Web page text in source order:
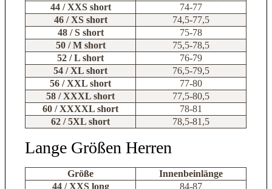
44 / XXS short
74-77
46 / XS short
74,5-77,5
48 / S short
75-78
50 / M short
75,5-78,5
52 / L short
76-79
54 / XL short
76,5-79,5
56 / XXL short
77-80
58 / XXXL short
77,5-80,5
60 / XXXXL short
78-81
62 / 5XL short
78,5-81,5
Lange Größen Herren
Größe
Innenbeinlänge
44 / XXS long
84-87